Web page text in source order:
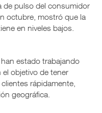
de pulso del consumidor
octubre, mostró que la
en niveles bajos.
estado trabajando
el objetivo de tener
rápidamente,
geográfica.